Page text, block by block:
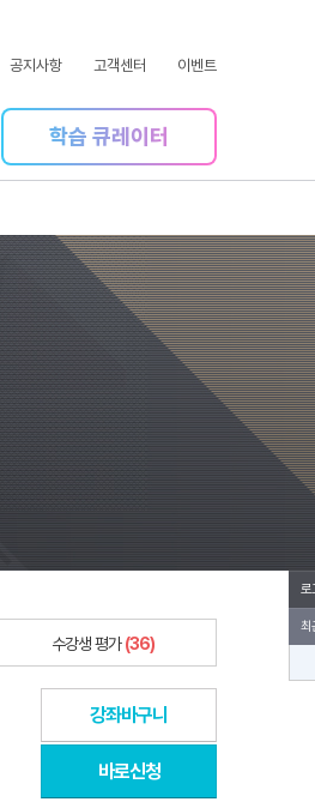
공지사항 고객센터 이벤트
학습 큐레이터
수강생 평가(36)
강좌바구니
바로신청
로
최